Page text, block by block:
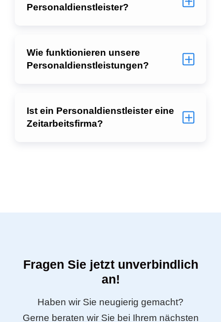
Personaldienstleister?
Wie funktionieren unsere
Personaldienstleistungen?
Ist ein Personaldienstleister eine
Zeitarbeitsfirma?
Fragen Sie jetzt unverbindlich
an!
Haben wir Sie neugierig gemacht?
Gerne beraten wir Sie bei Ihrem nächsten